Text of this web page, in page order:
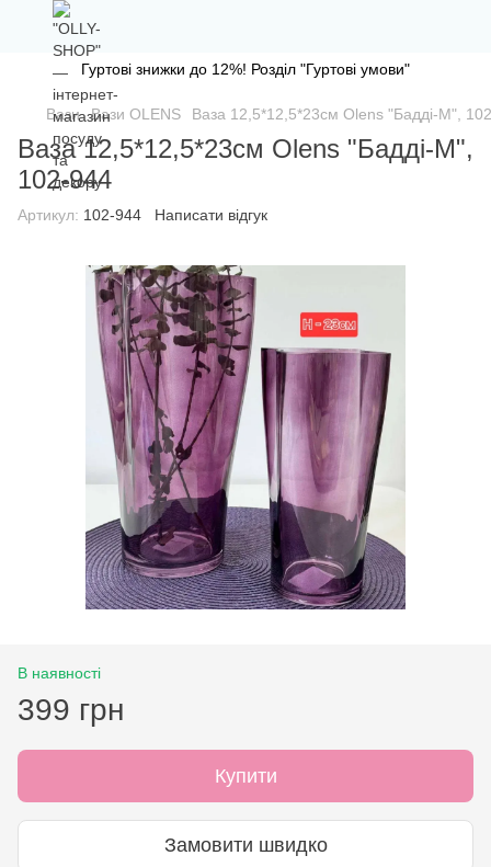
Гуртові знижки до 12%! Розділ "Гуртові умови"
Вази Вази OLENS Ваза 12,5*12,5*23см Olens "Бадді-М",
Ваза 12,5*12,5*23см Olens "Бадді-М",
102-944
Артикул: 102-944 Написати відгук
В наявності
399 грн
Купити
Замовити швидко